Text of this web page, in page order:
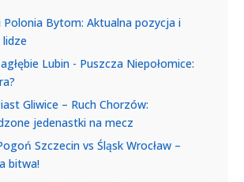
Polonia Bytom: Aktualna pozycja i
Lubin - Puszcza Niepołomice:
Gliwice – Ruch Chorzów:
jedenastki na mecz
Szczecin vs Śląsk Wrocław –
bitwa!